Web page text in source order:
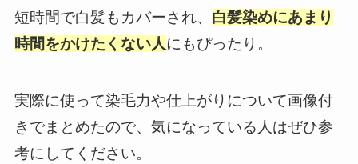
短時間で白髪もカバーされ、 白髪染めにあまり
時間をかけたくない人にもぴったり。
実際に使って染毛力や仕上がりについて画像付
きでまとめたので、気になっている人はぜひ参
考にしてください。